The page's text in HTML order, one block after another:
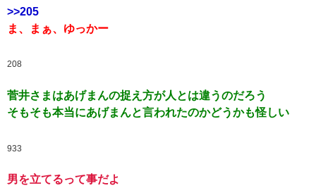
>>205
ま、まぁ、ゆっかー
208
菅井さまはあげまんの捉え方が人とは違うのだろう
そもそも本当にあげまんと言われたのかどうかも怪しい
933
男を立てるって事だよ